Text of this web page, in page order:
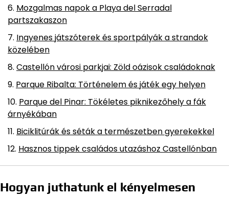
Mozgalmas napok a Playa del Serradal
partszakaszon
Ingyenes játszóterek és sportpályák a strandok
közelében
Castellón városi parkjai: Zöld oázisok családoknak
Parque Ribalta: Történelem és játék egy helyen
Parque del Pinar: Tökéletes piknikezőhely a fák
árnyékában
Biciklitúrák és séták a természetben gyerekekkel
Hasznos tippek családos utazáshoz Castellónban
Hogyan juthatunk el kényelmesen